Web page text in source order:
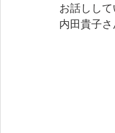
お話しし
内田貴子